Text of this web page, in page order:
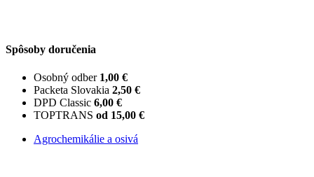
Spôsoby doručenia
Osobný odber 1,00 €
Packeta Slovakia 2,50 €
DPD Classic 6,00 €
TOPTRANS od 15,00 €
Agrochemikálie a osivá